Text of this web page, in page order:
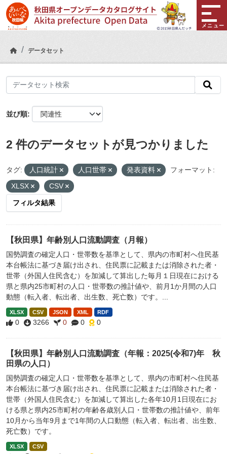
Skip to main content
メニュー
データセット
並び順
2 件のデータセットが見つかりました
タグ: 人口統計 人口世帯 発表資料
フォーマット:
XLSX
CSV
フィルタ結果
【秋田県】年齢別人口流動調査（月報）
国勢調査の確定人口・世帯数を基準として、県内の市町村へ住民基
本台帳法に基づき届け出され、住民票に記載または消除された者・
世帯（外国人住民含む）を加減して算出した毎月１日現在における
県と県内25市町村の人口・世帯数の推計値や、前月1か月間の人口
動態（転入者、転出者、出生数、死亡数）です。...
XLSX CSV JSON XML RDF
0 3266 0 0 0
【秋田県】年齢別人口流動調査（年報：2025(令和7)年 秋
田県の人口）
国勢調査の確定人口・世帯数を基準として、県内の市町村へ住民基
本台帳法に基づき届け出され、住民票に記載または消除された者・
世帯（外国人住民含む）を加減して算出した各年10月1日現在にお
ける県と県内25市町村の年齢各歳別人口・世帯数の推計値や、前年
10月から当年9月まで1年間の人口動態（転入者、転出者、出生数、
死亡数）です。
XLSX CSV